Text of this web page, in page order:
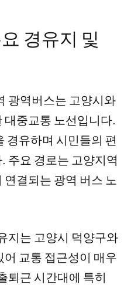
경유지 및
광역버스는 고양시와
대중교통 노선입니다.
경유하며 시민들의 편
주요 경로는 고양지역
결되는 광역 버스 노
지는 고양시 덕양구와
교통 접근성이 매우
퇴근 시간대에 특히